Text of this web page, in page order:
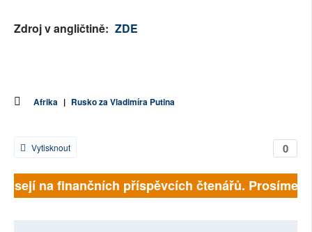
Zdroj v angličtině: ZDE
Afrika | Rusko za Vladimíra Putina
0
Vytisknout
na finančních příspěvcích čtenářů. Prosíme,